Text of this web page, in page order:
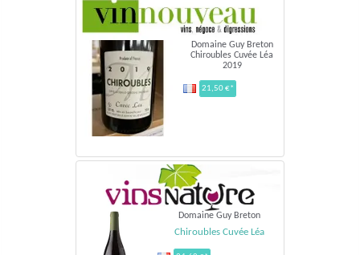
Domaine Guy Breton
Chiroubles Cuvée Léa
2019
21,50 €*
Domaine Guy Breton
Chiroubles Cuvée Léa